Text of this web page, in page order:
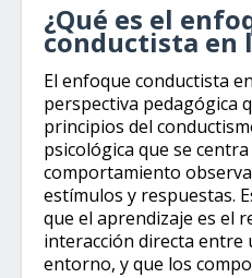
¿Qué es el
conductista en
El enfoque conductista
perspectiva pedagógica
principios del
psicológica que se
comportamiento
estímulos y respuestas.
que el aprendizaje es el
interacción directa entre
entorno, y que los